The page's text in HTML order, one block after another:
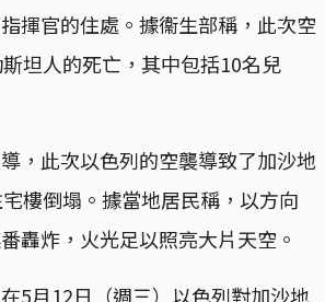
揮官的住處。據衞生部稱，此次空
坦人的死亡，其中包括10名兒
，此次以色列的空襲導致了加沙地
樓倒塌。據當地居民稱，以方向
轟炸，火光足以照亮大片天空。
5月12日（週三）以色列對加沙地